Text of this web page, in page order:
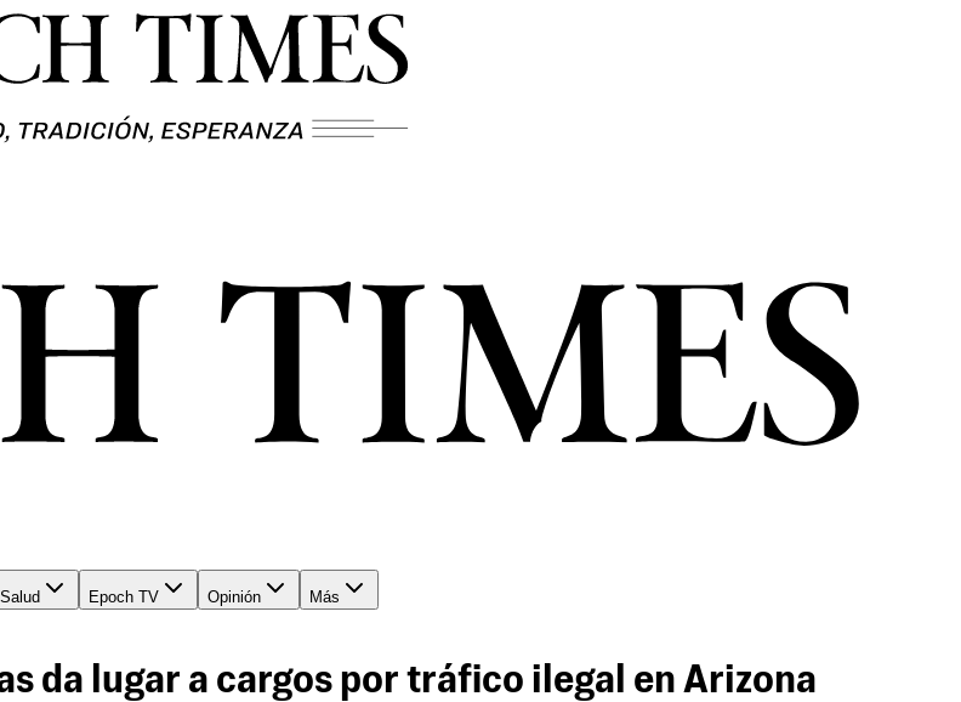
Salud Epoch TV Opinión
Más
da lugar a cargos por tráfico ilegal en Arizona